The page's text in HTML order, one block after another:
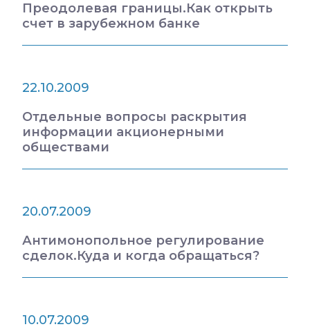
Преодолевая границы.Как открыть
счет в зарубежном банке
22.10.2009
Отдельные вопросы раскрытия
информации акционерными
обществами
20.07.2009
Антимонопольное регулирование
сделок.Куда и когда обращаться?
10.07.2009